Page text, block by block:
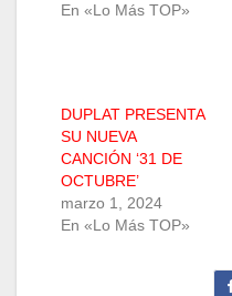
En «Lo Más TOP»
DUPLAT PRESENTA
SU NUEVA
CANCIÓN ‘31 DE
OCTUBRE’
marzo 1, 2024
En «Lo Más TOP»